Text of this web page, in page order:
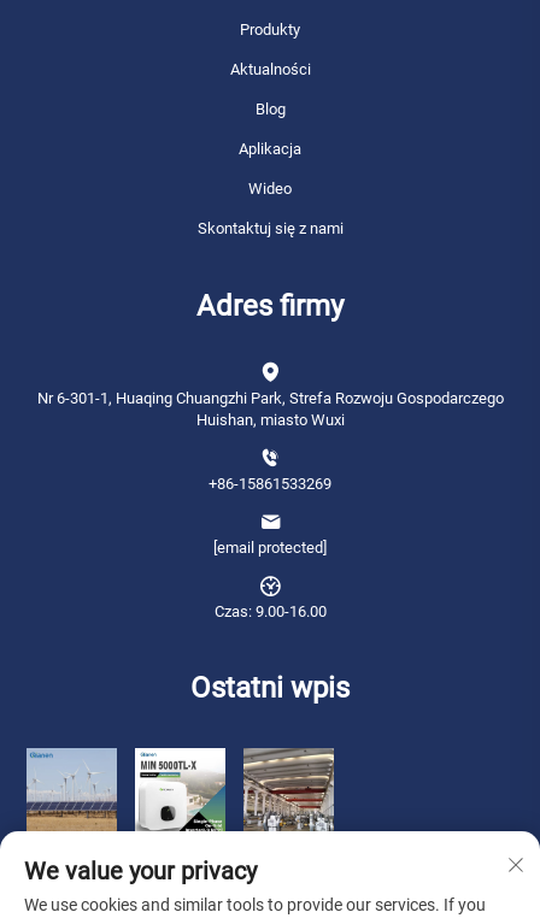
Produkty
Aktualności
Blog
Aplikacja
Wideo
Skontaktuj się z nami
Adres firmy
Nr 6-301-1, Huaqing Chuangzhi Park, Strefa Rozwoju Gospodarczego
Huishan, miasto Wuxi
+86-15861533269
[email protected]
Czas: 9.00-16.00
Ostatni wpis
We value your privacy
We use cookies and similar tools to provide our services. If you